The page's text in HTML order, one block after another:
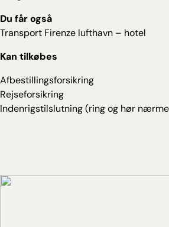
Du får også
Transport Firenze lufthavn – hotel
Kan tilkøbes
Afbestillingsforsikring
Rejseforsikring
Indenrigstilslutning (ring og hør